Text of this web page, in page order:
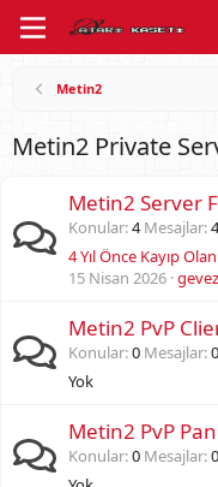
Metin2
Metin2 Private
Metin2 Server
Konular 4 Mesajlar 4
15 Nisan 2026
Metin2 PvP
Konular 0 Mesajlar 0
Yok
Metin2 PvP
Konular 0 Mesajlar 0